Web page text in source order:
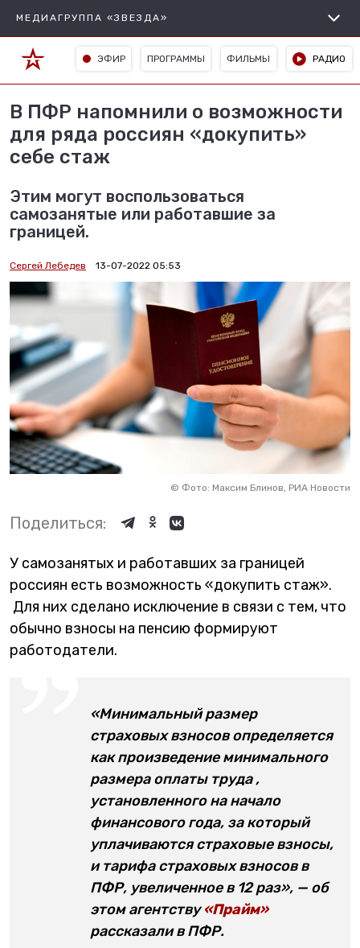
МЕДИАГРУППА «ЗВЕЗДА»
ЭФИР ПРОГРАММЫ ФИЛЬМЫ РАДИО
В ПФР напомнили о возможности
для ряда россиян «докупить»
себе стаж
Этим могут воспользоваться
самозанятые или работавшие за
границей.
Сергей Лебедев 13-07-2022 05:53
© Фото: Максим Блинов, РИА Новости
Поделиться:
У самозанятых и работавших за границей
россиян есть возможность «докупить стаж».
Для них сделано исключение в связи с тем, что
обычно взносы на пенсию формируют
работодатели.
«Минимальный размер
страховых взносов определяется
как произведение минимального
размера оплаты труда ,
установленного на начало
финансового года, за который
уплачиваются страховые взносы,
и тарифа страховых взносов в
ПФР, увеличенное в 12 раз», — об
этом агентству«Прайм»
рассказали в ПФР.